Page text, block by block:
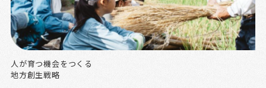
人が育つ機会をつくる
地方創生戦略